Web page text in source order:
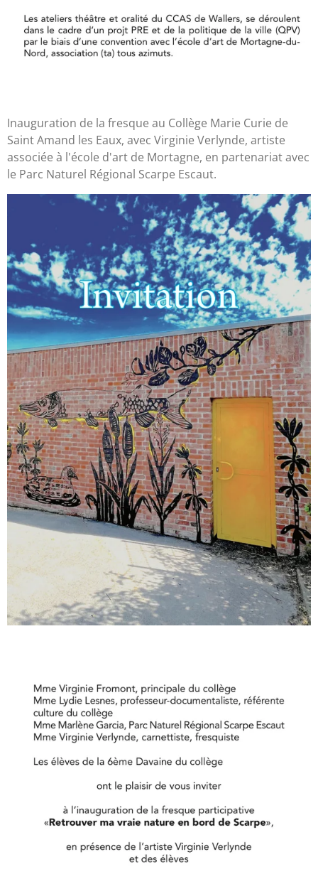
Inauguration de la fresque au Collège Marie Curie de
Saint Amand les Eaux, avec Virginie Verlynde, artiste
associée à l'école d'art de Mortagne, en partenariat avec
le Parc Naturel Régional Scarpe Escaut.